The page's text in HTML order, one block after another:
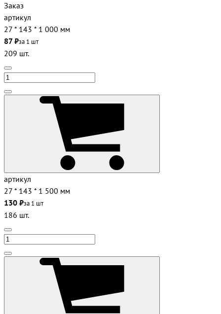
Заказ
артикул
27 * 143 * 1 000 мм
87 ₽за 1 шт
209 шт.
артикул
27 * 143 * 1 500 мм
130 ₽за 1 шт
186 шт.